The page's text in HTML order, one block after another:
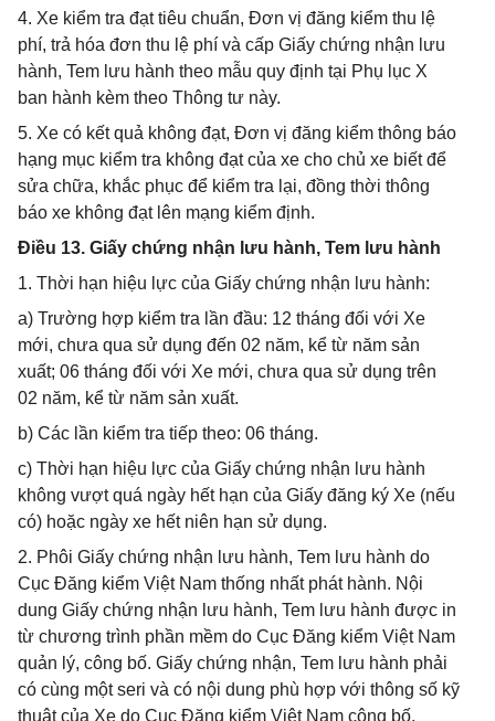
4. Xe kiểm tra đạt tiêu chuẩn, Đơn vị đăng kiểm thu lệ
phí, trả hóa đơn thu lệ phí và cấp Giấy chứng nhận lưu
hành, Tem lưu hành theo mẫu quy định tại Phụ lục X
ban hành kèm theo Thông tư này.
5. Xe có kết quả không đạt, Đơn vị đăng kiểm thông báo
hạng mục kiểm tra không đạt của xe cho chủ xe biết để
sửa chữa, khắc phục để kiểm tra lại, đồng thời thông
báo xe không đạt lên mạng kiểm định.
Điều 13. Giấy chứng nhận lưu hành, Tem lưu hành
1. Thời hạn hiệu lực của Giấy chứng nhận lưu hành:
a) Trường hợp kiểm tra lần đầu: 12 tháng đối với Xe
mới, chưa qua sử dụng đến 02 năm, kể từ năm sản
xuất; 06 tháng đối với Xe mới, chưa qua sử dụng trên
02 năm, kể từ năm sản xuất.
b) Các lần kiểm tra tiếp theo: 06 tháng.
c) Thời hạn hiệu lực của Giấy chứng nhận lưu hành
không vượt quá ngày hết hạn của Giấy đăng ký Xe (nếu
có) hoặc ngày xe hết niên hạn sử dụng.
2. Phôi Giấy chứng nhận lưu hành, Tem lưu hành do
Cục Đăng kiểm Việt Nam thống nhất phát hành. Nội
dung Giấy chứng nhận lưu hành, Tem lưu hành được in
từ chương trình phần mềm do Cục Đăng kiểm Việt Nam
quản lý, công bố. Giấy chứng nhận, Tem lưu hành phải
có cùng một seri và có nội dung phù hợp với thông số kỹ
thuật của Xe do Cục Đăng kiểm Việt Nam công bố.